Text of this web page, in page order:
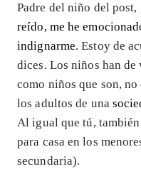
Padre del niño del
reído, me he
indignarme. Estoy de
dices. Los niños han
como niños que son,
los adultos de una
Al igual que tú,
para casa en los
secundaria).